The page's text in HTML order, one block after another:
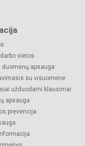
vietos
duomenų apsauga
su visuomene
užduodami klausimai
apsauga
prevencija